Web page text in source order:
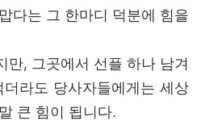
다는 그 한마디 덕분에 힘을
만, 그곳에서 선플 하나 남겨
라도 당사자들에게는 세상
큰 힘이 됩니다.